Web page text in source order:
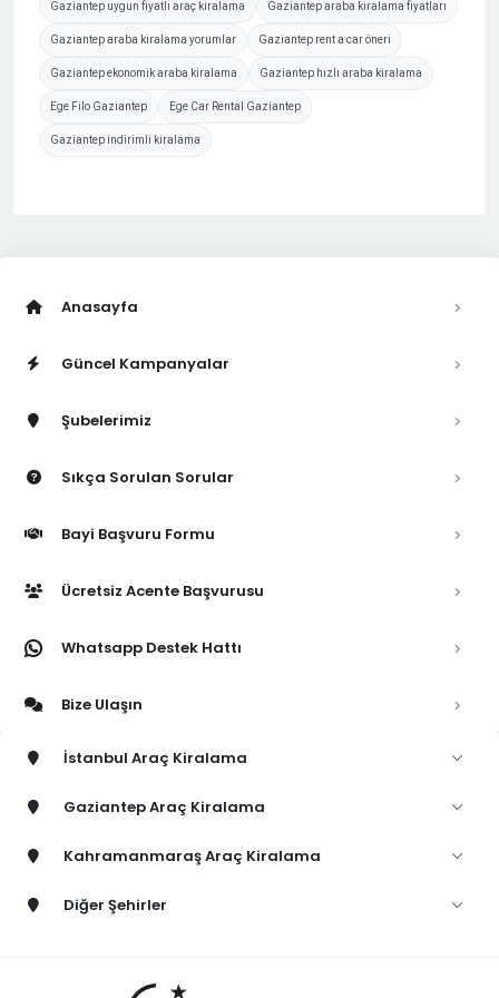
Gaziantep uygun fiyatlı araç kiralama Gaziantep araba kiralama fiyatları
Gaziantep araba kiralama yorumlar Gaziantep rent a car öneri
Gaziantep ekonomik araba kiralama Gaziantep hızlı araba kiralama
Ege Filo Gaziantep Ege Car Rental Gaziantep
Gaziantep indirimli kiralama
Anasayfa
Güncel Kampanyalar
Şubelerimiz
Sıkça Sorulan Sorular
Bayi Başvuru Formu
Ücretsiz Acente Başvurusu
Whatsapp Destek Hattı
Bize Ulaşın
İstanbul Araç Kiralama
Gaziantep Araç Kiralama
Kahramanmaraş Araç Kiralama
Diğer Şehirler